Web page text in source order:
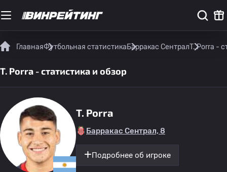
ГлавнаяФутбольная статистикаБарракас СентралT. Porra -
T. Porra - статистика и обзор
T. Porra
Барракас Сентрал, 8
Подробнее об игроке